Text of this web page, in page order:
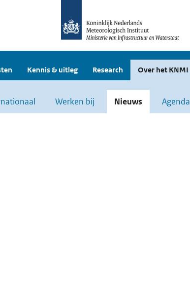
Kennis & uitleg Research Over het KNMI
Werken bij Nieuws Agenda